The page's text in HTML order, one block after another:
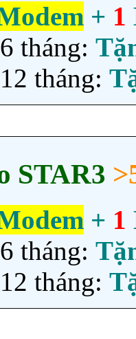
+ 1
tháng:
tháng:
STAR3
+ 1
tháng:
tháng: